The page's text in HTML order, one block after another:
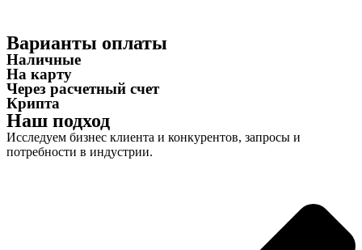
Варианты оплаты
Наличные
На карту
Через расчетный счет
Крипта
Наш подход
Исследуем бизнес клиента и конкурентов, запросы и
потребности в индустрии.